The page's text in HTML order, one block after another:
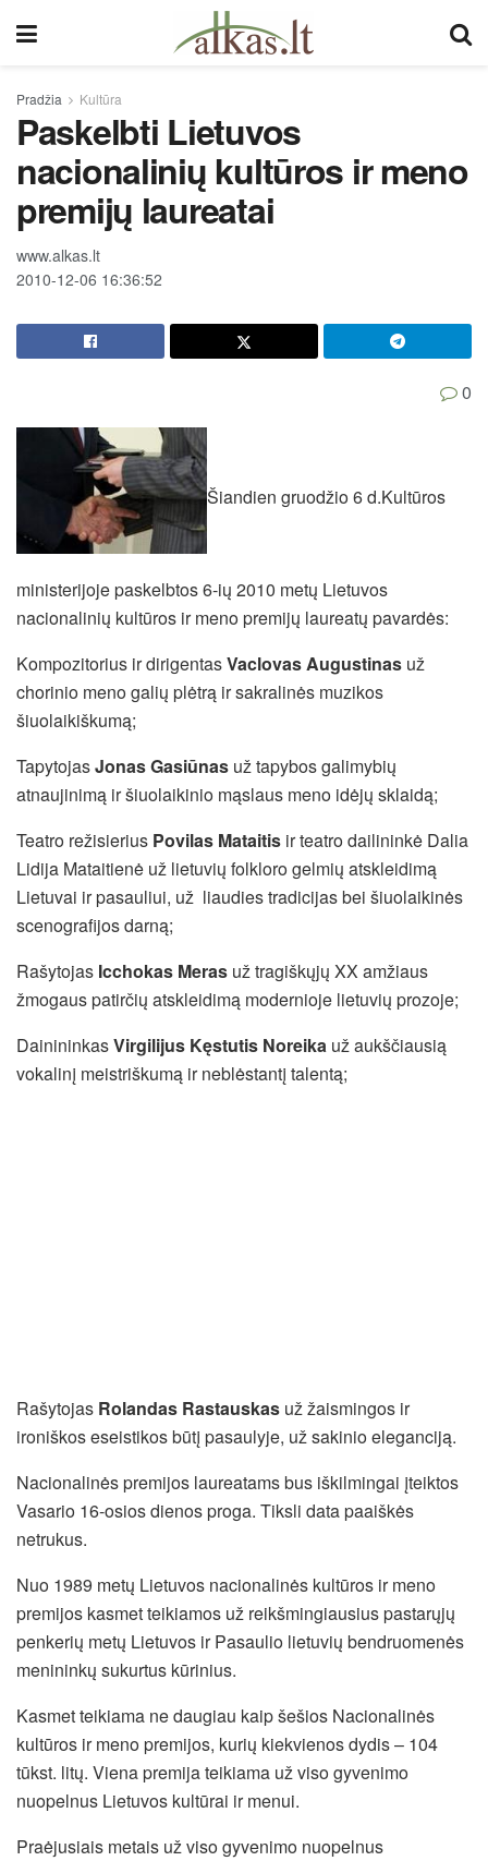
Pradžia Kultūra
Paskelbti Lietuvos
nacionalinių kultūros ir meno
premijų laureatai
www.alkas.lt
2010-12-06 16:36:52
0
Šiandien gruodžio 6 d.Kultūros
ministerijoje paskelbtos 6-ių 2010 metų Lietuvos
nacionalinių kultūros ir meno premijų laureatų pavardės:
Kompozitorius ir dirigentasVaclovas Augustinas už
chorinio meno galių plėtrą ir sakralinės muzikos
šiuolaikiškumą;
TapytojasJonas Gasiūnas už tapybos galimybių
atnaujinimą ir šiuolaikinio mąslaus meno idėjų sklaidą;
Teatro režisierius Povilas Mataitis ir teatro dailininkė Dalia
Lidija Mataitienė už lietuvių folkloro gelmių atskleidimą
Lietuvai ir pasauliui, už liaudies tradicijas bei šiuolaikinės
scenografijos darną;
Rašytojas Icchokas Meras už tragiškųjų XX amžiaus
žmogaus patirčių atskleidimą modernioje lietuvių prozoje;
DainininkasVirgilijus Kęstutis Noreika už aukščiausią
vokalinį meistriškumą ir neblėstantį talentą;
Rašytojas Rolandas Rastauskas už žaismingos ir
ironiškos eseistikos būtį pasaulyje, už sakinio eleganciją.
Nacionalinės premijos laureatams bus iškilmingai įteiktos
Vasario 16-osios dienos proga. Tiksli data paaiškės
netrukus.
Nuo 1989 metų Lietuvos nacionalinės kultūros ir meno
premijos kasmet teikiamos už reikšmingiausius pastarųjų
penkerių metų Lietuvos ir Pasaulio lietuvių bendruomenės
menininkų sukurtus kūrinius.
Kasmet teikiama ne daugiau kaip šešios Nacionalinės
kultūros ir meno premijos, kurių kiekvienos dydis – 104
tūkst. litų. Viena premija teikiama už viso gyvenimo
nuopelnus Lietuvos kultūrai ir menui.
Praėjusiais metais už viso gyvenimo nuopelnus